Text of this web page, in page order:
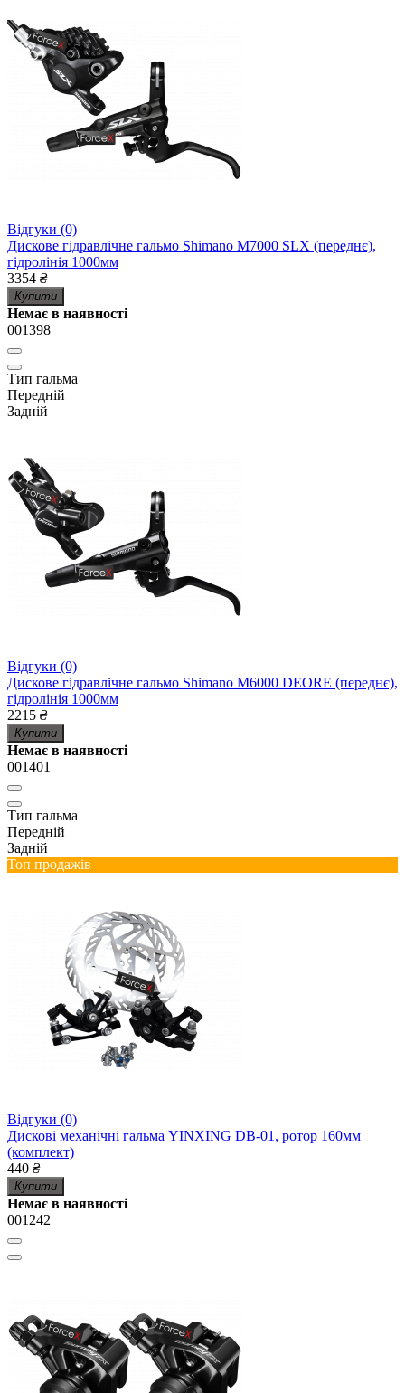
Відгуки (0)
Дискове гідравлічне гальмо Shimano M7000 SLX (переднє),
гідролінія 1000мм
3354 ₴
Купити
Немає в наявності
001398
Тип гальма
Передній
Задній
Відгуки (0)
Дискове гідравлічне гальмо Shimano M6000 DEORE (переднє),
гідролінія 1000мм
2215 ₴
Купити
Немає в наявності
001401
Тип гальма
Передній
Задній
Топ продажів
Відгуки (0)
Дискові механічні гальма YINXING DB-01, ротор 160мм
(комплект)
440 ₴
Купити
Немає в наявності
001242